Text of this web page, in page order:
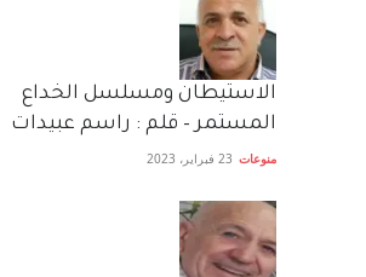
الاستيطان ومسلسل الخداع
المستمر – قلم : راسم عبيدات
منوعات 23 فبراير، 2023